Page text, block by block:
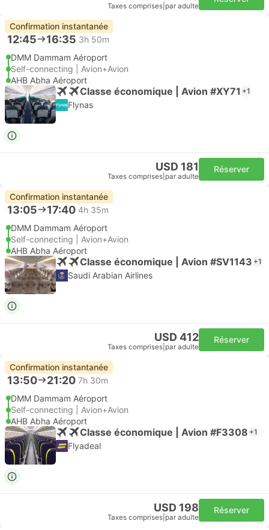
Taxes comprises par adulte
Confirmation instantanée
12:45 16:35 3h 50m
DMM Dammam Aéroport
Self-connecting | Avion+Avion
AHB Abha Aéroport
Classe économique | Avion #XY71 +1
Flynas
USD 181
Taxes comprises par adulte
Réserver
Confirmation instantanée
13:05 17:40 4h 35m
DMM Dammam Aéroport
Self-connecting | Avion+Avion
AHB Abha Aéroport
Classe économique | Avion #SV1143 +1
Saudi Arabian Airlines
USD 412
Taxes comprises par adulte
Réserver
Confirmation instantanée
13:50 21:20 7h 30m
DMM Dammam Aéroport
Self-connecting | Avion+Avion
AHB Abha Aéroport
Classe économique | Avion #F3308 +1
Flyadeal
USD 198
Taxes comprises par adulte
Réserver